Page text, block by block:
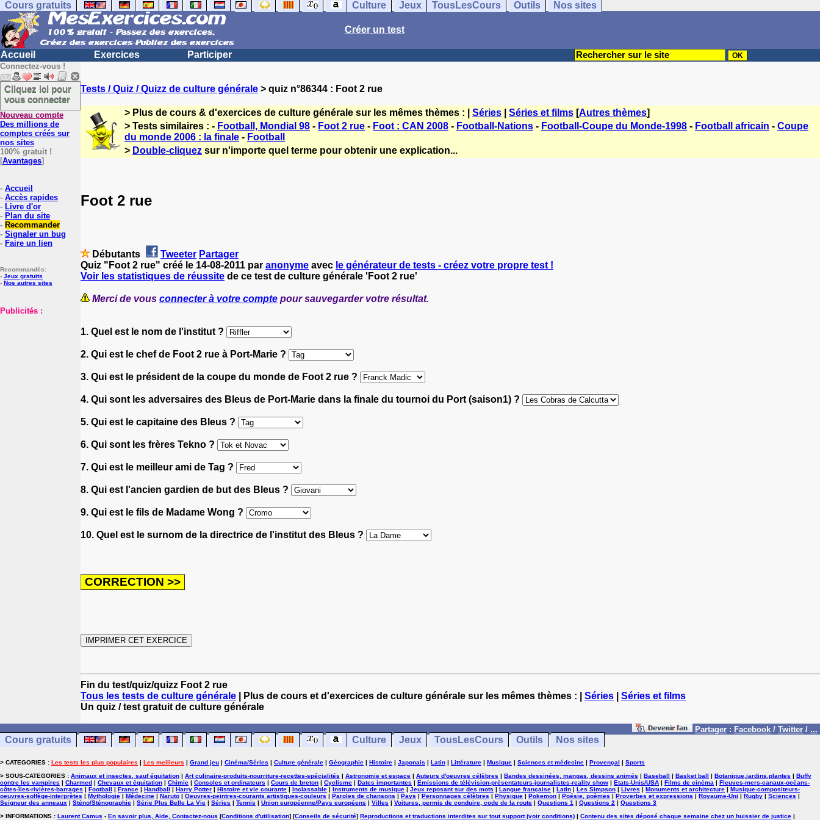
Cours gratuits Culture Jeux TousLesCours Outils Nos sites
Créer un test
Accueil Exercices Participer
Connectez-vous !
Cliquez ici pour
vous connecter
Nouveau compte
Des millions de
comptes créés sur
nos sites
100% gratuit !
[Avantages]
- Accueil
- Accès rapides
- Livre d'or
- Plan du site
- Recommander
- Signaler un bug
- Faire un lien
Recommandés:
- Jeux gratuits
- Nos autres sites
Publicités :
Tests / Quiz / Quizz de culture générale > quiz n°86344 : Foot 2 rue
> Plus de cours & d'exercices de culture générale sur les mêmes thèmes : | Séries Séries et films [Autres thèmes]
> Tests similaires : - Football, Mondial 98 - Foot 2 rue - Foot : CAN 2008 - Football-Nations - Football-Coupe du Monde-1998 - Football africain - Coupe
du monde 2006 : la finale - Football
> Double-cliquez sur n'importe quel terme pour obtenir une explication...
Foot 2 rue
Débutants Tweeter Partager
Quiz "Foot 2 rue" créé le 14-08-2011 par anonyme avec le générateur de tests - créez votre propre test !
Voir les statistiques de réussite de ce test de culture générale 'Foot 2 rue'
Merci de vous connecter à votre compte pour sauvegarder votre résultat.
1. Quel est le nom de l'institut ?
2. Qui est le chef de Foot 2 rue à Port-Marie ?
3. Qui est le président de la coupe du monde de Foot 2 rue ?
4. Qui sont les adversaires des Bleus de Port-Marie dans la finale du tournoi du Port (saison1) ?
5. Qui est le capitaine des Bleus ?
6. Qui sont les frères Tekno ?
7. Qui est le meilleur ami de Tag ?
8. Qui est l'ancien gardien de but des Bleus ?
9. Qui est le fils de Madame Wong ?
10. Quel est le surnom de la directrice de l'institut des Bleus ?
Fin du test/quiz/quizz Foot 2 rue
Tous les tests de culture générale | Plus de cours et d'exercices de culture générale sur les mêmes thèmes : | Séries
Séries et films
Un quiz / test gratuit de culture générale
Partager : Facebook / Twitter / ...
Cours gratuits Culture Jeux TousLesCours Outils Nos sites
> CATEGORIES : Les tests les plus populaires | Les meilleurs | Grand jeu | Cinéma/Séries | Culture générale | Géographie | Histoire | Japonais | Latin | Littérature | Musique | Sciences et médecine | Provençal | Sports
> SOUS-CATEGORIES : Animaux et insectes, sauf équitation | Art culinaire-produits-nourriture-recettes-spécialités | Astronomie et espace | Auteurs d'oeuvres célèbres | Bandes dessinées, mangas, dessins animés | Baseball | Basket ball | Botanique,jardins,plantes | Buffy
contre les vampires | Charmed | Chevaux et équitation | Chimie | Consoles et ordinateurs | Cours de breton | Cyclisme | Dates importantes | Emissions de télévision-présentateurs-journalistes-reality show | Etats-Unis/USA | Films de cinéma | Fleuves-mers-canaux-océans-
côtes-îles-rivières-barrages | Football | France | Handball | Harry Potter | Histoire et vie courante | Inclassable | Instruments de musique | Jeux reposant sur des mots | Langue française | Latin | Les Simpson | Livres | Monuments et architecture | Musique-compositeurs-
oeuvres-solfège-interprètes | Mythologie | Médecine | Naruto | Oeuvres-peintres-courants artistiques-couleurs | Paroles de chansons | Pays | Personnages célèbres | Physique | Pokemon | Poésie, poèmes | Proverbes et expressions | Royaume-Uni | Rugby | Sciences |
Seigneur des anneaux | Sténo/Sténographie | Série Plus Belle La Vie | Séries | Tennis | Union européenne/Pays européens | Villes | Voitures, permis de conduire, code de la route | Questions 1 | Questions 2 | Questions 3
> INFORMATIONS : Laurent Camus - En savoir plus, Aide, Contactez-nous [Conditions d'utilisation] [Conseils de sécurité] Reproductions et traductions interdites sur tout support (voir conditions) | Contenu des sites déposé chaque semaine chez un huissier de justice |